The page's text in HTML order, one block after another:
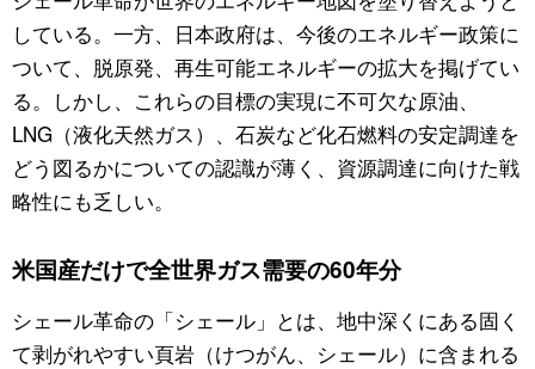
お知らせ
公式SNS
している。一方、日本政府は、今後のエネルギー政策に
ついて、脱原発、再生可能エネルギーの拡大を掲げてい
る。しかし、これらの目標の実現に不可欠な原油、
LNG（液化天然ガス）、石炭など化石燃料の安定調達を
どう図るかについての認識が薄く、資源調達に向けた戦
略性にも乏しい。
米国産だけで全世界ガス需要の60年分
シェール革命の「シェール」とは、地中深くにある固く
て剥がれやすい頁岩（けつがん、シェール）に含まれる